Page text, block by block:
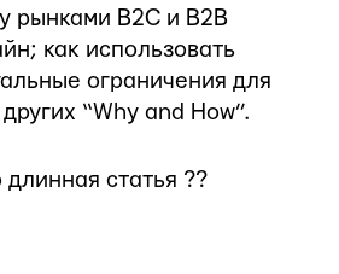
рынками B2C и B2B
как использовать
ограничения для
“Why and How”.
статья ??